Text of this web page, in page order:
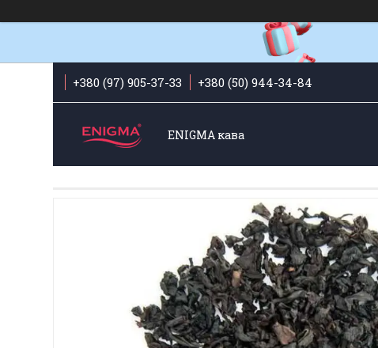
+380 (97) 905-37-33 +380 (50) 944-34-84
ENIGMA кава